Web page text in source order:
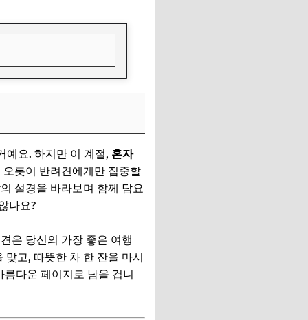
예요. 하지만 이 계절, 혼자
롯이 반려견에게만 집중할
설경을 바라보며 함께 담요
나요?
은 당신의 가장 좋은 여행
고, 따뜻한 차 한 잔을 마시
다운 페이지로 남을 겁니